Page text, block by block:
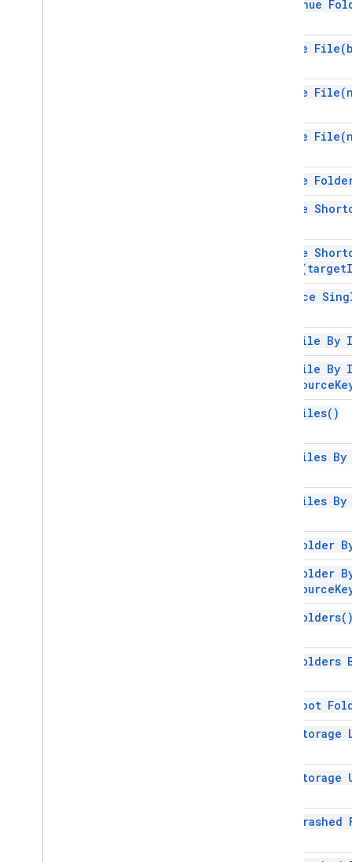
continue
create File(
create File(
create File(
create
create
create
Key(target
enforce
get File By
get File By
resource
Files( )
get Files By
get Files By
get Folder
get Folder
resource
Folders( )
get Folders
get Root
get Storage
get Storage
get Trashed